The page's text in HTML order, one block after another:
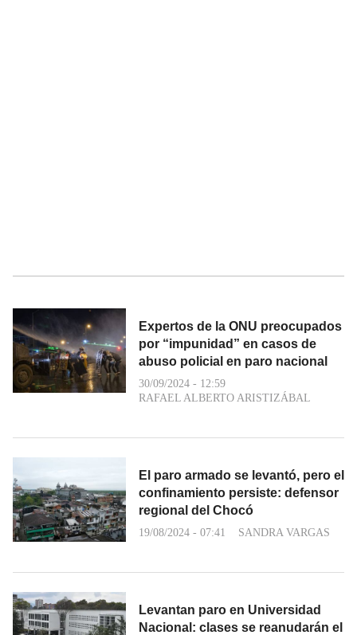
Expertos de la ONU preocupados
por “impunidad” en casos de
abuso policial en paro nacional
30/09/2024 - 12:59
RAFAEL ALBERTO ARISTIZÁBAL
El paro armado se levantó, pero el
confinamiento persiste: defensor
regional del Chocó
19/08/2024 - 07:41 SANDRA VARGAS
Levantan paro en Universidad
Nacional: clases se reanudarán el